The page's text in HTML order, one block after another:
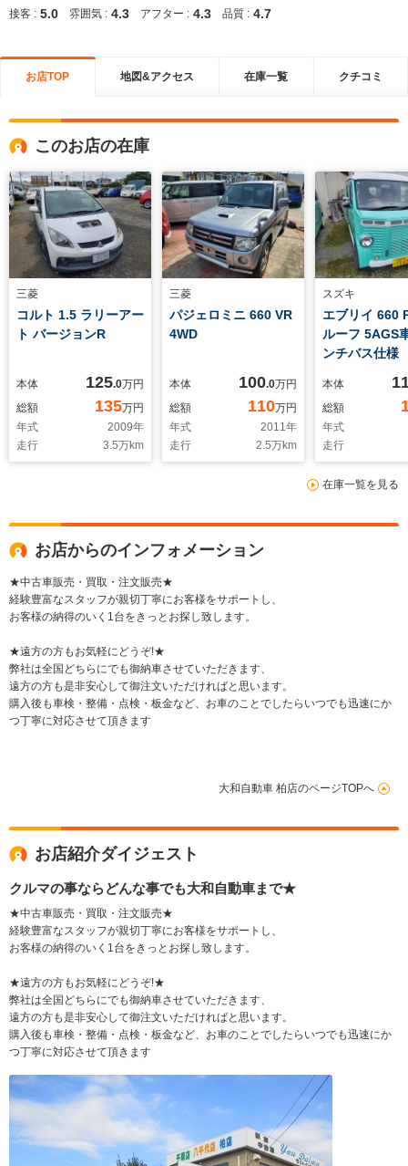
接客 : 5.0 雰囲気 : 4.3 アフター : 4.3 品質 : 4.7
お店TOP 地図&アクセス 在庫一覧 クチコミ
このお店の在庫
三菱
コルト 1.5 ラリーアー
ト バージョンR
本体 125.0万円
総額
135万円
年式
2009年
走行
3.5万km
三菱
パジェロミニ 660 VR
4WD
本体 100.0万円
総額
110万円
年式
2011年
走行
2.5万km
スズキ
エブリイ 660
ルーフ 5AGS
ンチバス仕
本体
総額
年式
走行
在庫一覧を見る
お店からのインフォメーション
★中古車販売・買取・注文販売★
経験豊富なスタッフが親切丁寧にお客様をサポートし、
お客様の納得のいく1台をきっとお探し致します。
★遠方の方もお気軽にどうぞ!★
弊社は全国どちらにでも御納車させていただきます、
遠方の方も是非安心して御注文いただければと思います。
購入後も車検・整備・点検・板金など、お車のことでしたらいつでも迅速にか
つ丁寧に対応させて頂きます
大和自動車 柏店のページTOPへ
お店紹介ダイジェスト
クルマの事ならどんな事でも大和自動車まで★
★中古車販売・買取・注文販売★
経験豊富なスタッフが親切丁寧にお客様をサポートし、
お客様の納得のいく1台をきっとお探し致します。
★遠方の方もお気軽にどうぞ!★
弊社は全国どちらにでも御納車させていただきます、
遠方の方も是非安心して御注文いただければと思います。
購入後も車検・整備・点検・板金など、お車のことでしたらいつでも迅速にか
つ丁寧に対応させて頂きます